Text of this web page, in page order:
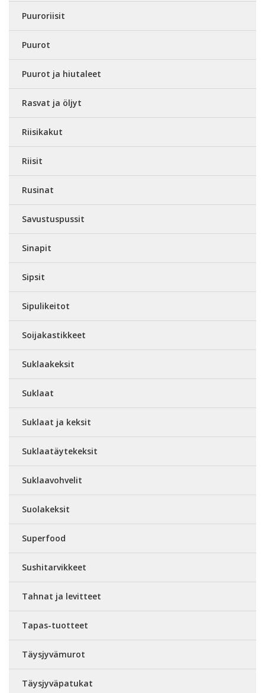
Puuroriisit
Puurot
Puurot ja hiutaleet
Rasvat ja öljyt
Riisikakut
Riisit
Rusinat
Savustuspussit
Sinapit
Sipsit
Sipulikeitot
Soijakastikkeet
Suklaakeksit
Suklaat
Suklaat ja keksit
Suklaatäytekeksit
Suklaavohvelit
Suolakeksit
Superfood
Sushitarvikkeet
Tahnat ja levitteet
Tapas-tuotteet
Täysjyvämurot
Täysjyväpatukat